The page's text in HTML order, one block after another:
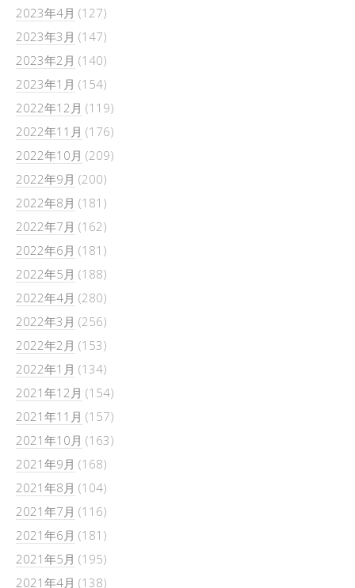
2023年4月 (127)
2023年3月 (147)
2023年2月 (140)
2023年1月 (154)
2022年12月 (119)
2022年11月 (176)
2022年10月 (209)
2022年9月 (200)
2022年8月 (181)
2022年7月 (162)
2022年6月 (181)
2022年5月 (188)
2022年4月 (280)
2022年3月 (256)
2022年2月 (153)
2022年1月 (134)
2021年12月 (154)
2021年11月 (157)
2021年10月 (163)
2021年9月 (168)
2021年8月 (104)
2021年7月 (116)
2021年6月 (181)
2021年5月 (195)
2021年4月 (138)